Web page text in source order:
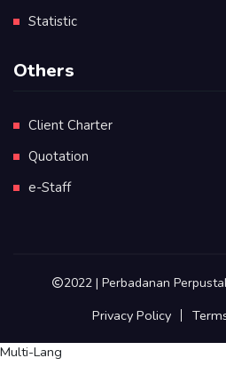
Statistic
Others
Client Charter
Quotation
e-Staff
2022 | Perbadanan
Privacy Policy
Multi-Lang